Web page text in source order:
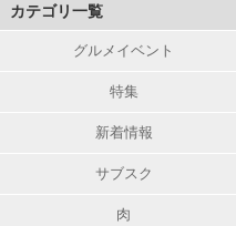
カテゴリ一覧
グルメイベント
特集
新着情報
サブスク
肉